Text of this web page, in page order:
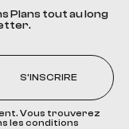
Plans tout au long
S'INSCRIRE
Vous trouverez
les conditions